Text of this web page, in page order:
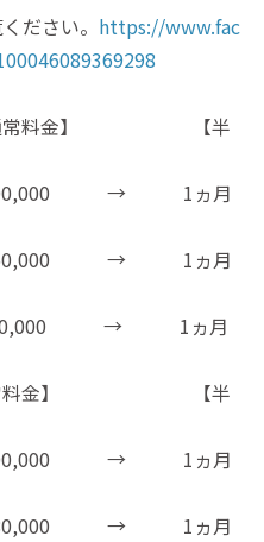
ださい。 https://www.fac
料金】 【半
400,000 → 1ヵ月
350,000 → 1ヵ月
300,000 → 1ヵ月
金】 【半
100,000 → 1ヵ月
80,000 → 1ヵ月